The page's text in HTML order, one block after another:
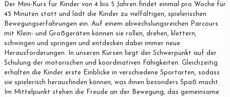
Der Mini-Kurs für Kinder von 4 bis 5 Jahren findet einmal pro Woche für
45 Minuten statt und lädt die Kinder zu vielfältigen, spielerischen
Bewegungserfahrungen ein. Auf einem abwechslungsreichen Parcours
mit Klein- und Großgeräten können sie rollen, drehen, klettern,
schwingen und springen und entdecken dabei immer neue
Herausforderungen. In unseren Kursen liegt der Schwerpunkt auf der
Schulung der motorischen und koordinativen Fähigkeiten. Gleichzeitig
erhalten die Kinder erste Einblicke in verschiedene Sportarten, sodass
sie spielerisch herausfinden können, was ihnen besonders Spaß macht.
Im Mittelpunkt stehen die Freude an der Bewegung, das gemeinsame